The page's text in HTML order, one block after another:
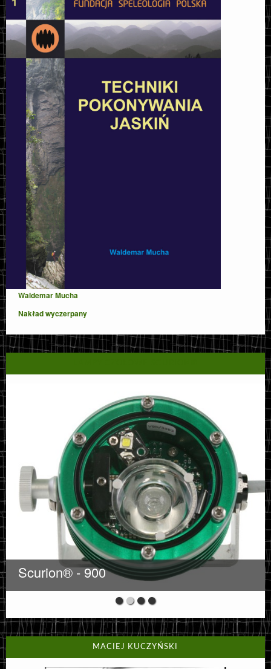
Waldemar Mucha
Nakład wyczerpany
Scurion® - 900
MACIEJ KUCZYŃSKI